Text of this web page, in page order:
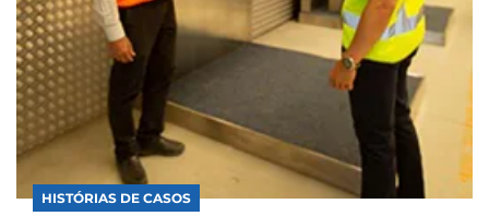
HISTÓRIAS DE CASOS